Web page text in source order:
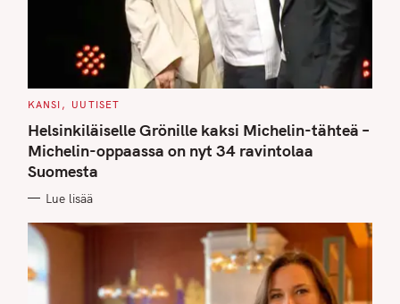
C
T
E
G
O
R
I
S
KANSI UUTISET
Helsinkiläiselle Grönille kaksi Michelin-tähteä –
Michelin-oppaassa on nyt 34 ravintolaa
Suomesta
Lue lisää